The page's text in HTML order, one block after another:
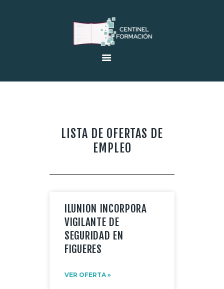
OFERTAS EMPLEO
FORMACIÓN
CERTIFICADOS DE
LISTA DE OFERTAS DE
EMPLEO
ILUNION INCORPORA
VIGILANTE DE
SEGURIDAD EN
FIGUERES
VER OFERTA »